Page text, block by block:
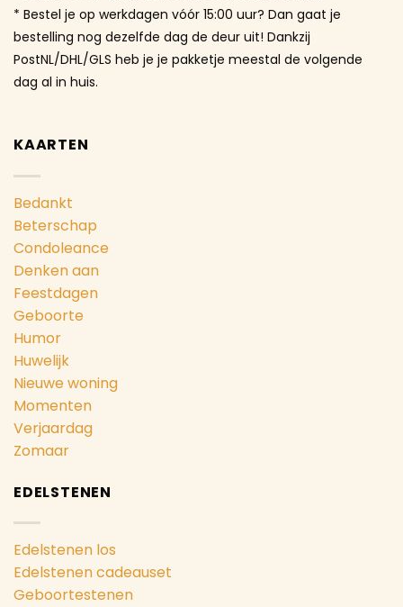
* Bestel je op werkdagen vóór 15:00 uur? Dan gaat je
bestelling nog dezelfde dag de deur uit! Dankzij
PostNL/DHL/GLS heb je je pakketje meestal de volgende
dag al in huis.
KAARTEN
Bedankt
Beterschap
Condoleance
Denken aan
Feestdagen
Geboorte
Humor
Huwelijk
Nieuwe woning
Momenten
Verjaardag
Zomaar
EDELSTENEN
Edelstenen los
Edelstenen cadeauset
Geboortestenen